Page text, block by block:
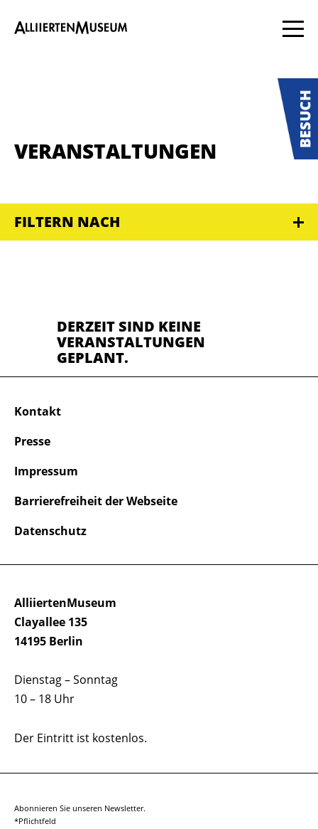
VERANSTALTUNGEN
FILTERN NACH
DERZEIT SIND KEINE
VERANSTALTUNGEN
GEPLANT.
AlliiertenMuseum
Clayallee 135
14195 Berlin
Dienstag – Sonntag
10 – 18 Uhr
Der Eintritt ist kostenlos.
Kontakt
Presse
Impressum
Barrierefreiheit der Webseite
Datenschutz
Abonnieren Sie unseren Newsletter.
*Pflichtfeld